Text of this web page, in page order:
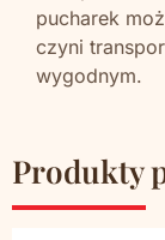
pucharek
czyni
wygodnym.
Produkty